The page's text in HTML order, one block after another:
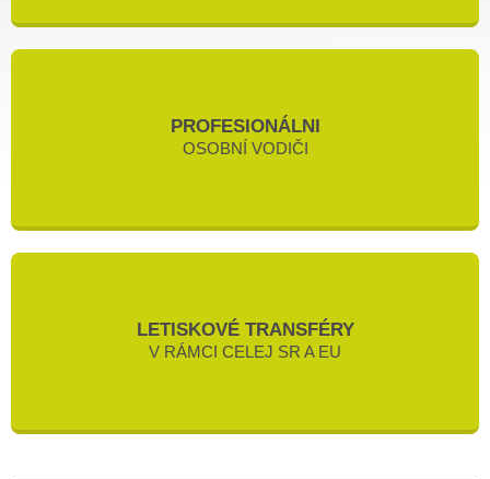
PROFESIONÁLNI
OSOBNÍ VODIČI
LETISKOVÉ TRANSFÉRY
V RÁMCI CELEJ SR A EU